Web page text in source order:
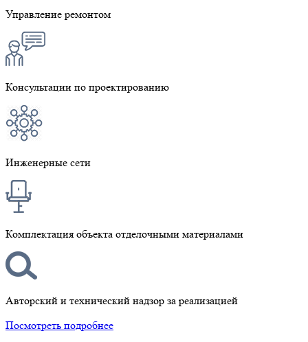
Управление ремонтом
Консультации по проектированию
Инженерные сети
Комплектация объекта отделочными материалами
Авторский и технический надзор за реализацией
Посмотреть подробнее